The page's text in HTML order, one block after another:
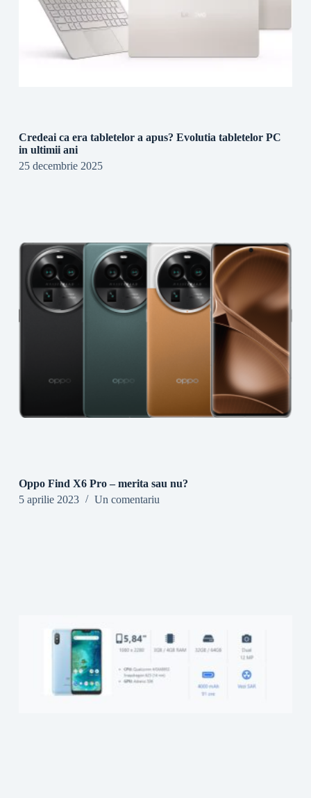
Credeai ca era tabletelor a apus? Evolutia tabletelor PC
in ultimii ani
25 decembrie 2025
Oppo Find X6 Pro – merita sau nu?
5 aprilie 2023
Un comentariu